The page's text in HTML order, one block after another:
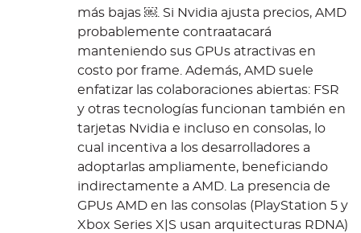
más bajas ￼. Si Nvidia ajusta precios, AMD
probablemente contraatacará
manteniendo sus GPUs atractivas en
costo por frame. Además, AMD suele
enfatizar las colaboraciones abiertas: FSR
y otras tecnologías funcionan también en
tarjetas Nvidia e incluso en consolas, lo
cual incentiva a los desarrolladores a
adoptarlas ampliamente, beneficiando
indirectamente a AMD. La presencia de
GPUs AMD en las consolas (PlayStation 5 y
Xbox Series X|S usan arquitecturas RDNA)